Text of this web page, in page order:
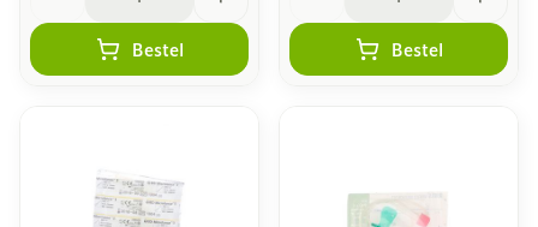
Bestel Bestel